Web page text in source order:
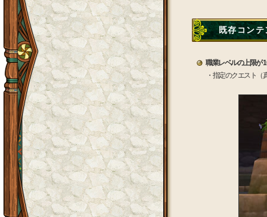
既存コンテ
職業レベルの上限
・指定のクエスト